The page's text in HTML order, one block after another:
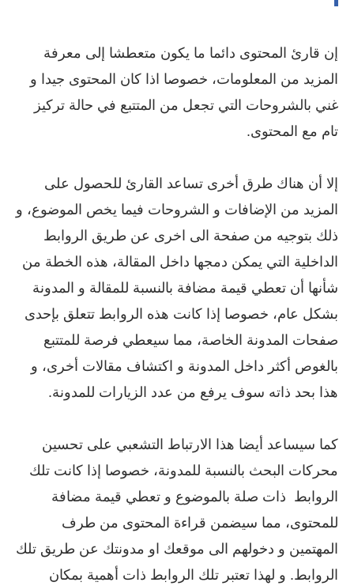
إن قارئ المحتوى دائما ما يكون متعطشا إلى معرفة
المزيد من المعلومات، خصوصا اذا كان المحتوى جيدا و
غني بالشروحات التي تجعل من المتتبع في حالة تركيز
تام مع المحتوى.
إلا أن هناك طرق أخرى تساعد القارئ للحصول على
المزيد من الإضافات و الشروحات فيما يخص الموضوع، و
ذلك بتوجيه من صفحة الى اخرى عن طريق الروابط
الداخلية التي يمكن دمجها داخل المقالة، هذه الخطة من
شأنها أن تعطي قيمة مضافة بالنسبة للمقالة و المدونة
بشكل عام، خصوصا إذا كانت هذه الروابط تتعلق بإحدى
صفحات المدونة الخاصة، مما سيعطي فرصة للمتتبع
بالغوص أكثر داخل المدونة و اكتشاف مقالات أخرى، و
هذا بحد ذاته سوف يرفع من عدد الزيارات للمدونة.
كما سيساعد أيضا هذا الارتباط التشعبي على تحسين
محركات البحث بالنسبة للمدونة، خصوصا إذا كانت تلك
الروابط ذات صلة بالموضوع و تعطي قيمة مضافة
للمحتوى، مما سيضمن قراءة المحتوى من طرف
المهتمين و دخولهم الى موقعك او مدونتك عن طريق تلك
الروابط. و لهذا تعتبر تلك الروابط ذات أهمية بمكان